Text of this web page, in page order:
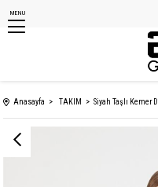
MENU
Anasayfa TAKIM Siyah Taşlı Kemer